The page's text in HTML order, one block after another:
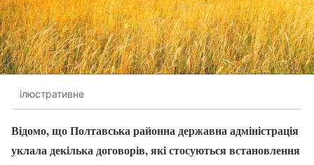
ілюстративне
Відомо, що Полтавська районна державна адміністрація
уклала декілька договорів, які стосуються встановлення